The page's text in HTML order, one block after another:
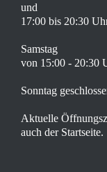
und
17:00 bis 20:30
Samstag
von 15:00 - 20:30
Sonntag
Aktuelle
auch der Startseite.